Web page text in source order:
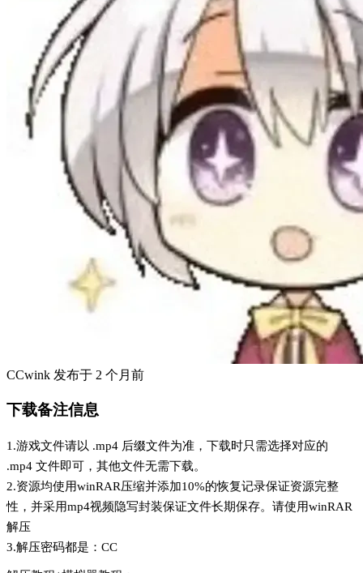
CCwink 发布于 2 个月前
下载备注信息
1.游戏文件请以 .mp4 后缀文件为准，下载时只需选择对应的
.mp4 文件即可，其他文件无需下载。
2.资源均使用winRAR压缩并添加10%的恢复记录保证资源完整
性，并采用mp4视频隐写封装保证文件长期保存。请使用winRAR
解压
3.解压密码都是：CC